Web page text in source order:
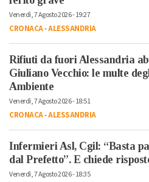
Venerdì, 7 Agosto 2026 - 19:27
CRONACA-ALESSANDRIA
Rifiuti da fuori Alessandria
Giuliano Vecchio: le multe
Ambiente
Venerdì, 7 Agosto 2026 - 18:51
CRONACA-ALESSANDRIA
Infermieri Asl, Cgil: “Basta
dal Prefetto”. E chiede
Venerdì, 7 Agosto 2026 - 18:35